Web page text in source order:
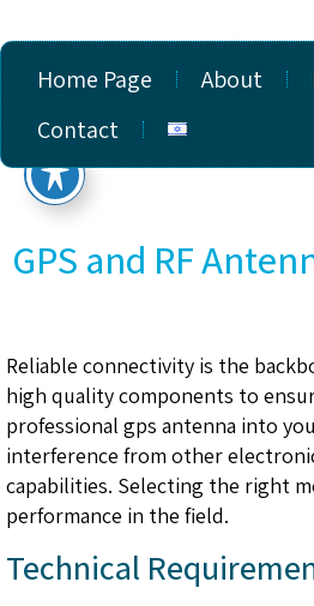
Home Page About
Contact
GPS and RF
Reliable connectivity is the
high quality components to
professional gps antenna into
interference from other
capabilities. Selecting the right
performance in the field.
Technical